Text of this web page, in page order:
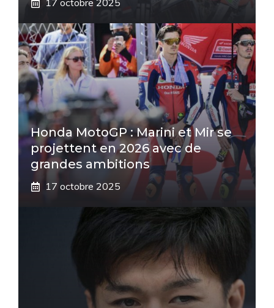
17 octobre 2025
Honda MotoGP : Marini et Mir se
projettent en 2026 avec de
grandes ambitions
17 octobre 2025